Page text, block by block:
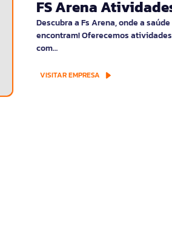
FS Arena
Descubra a Fs Arena, onde a
encontram! Oferecemos
com…
VISITAR EMPRESA